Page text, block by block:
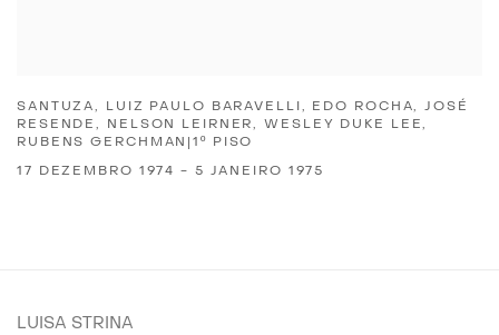
SANTUZA, LUIZ PAULO BARAVELLI, EDO ROCHA, JOSÉ
RESENDE, NELSON LEIRNER, WESLEY DUKE LEE,
RUBENS GERCHMAN|1º PISO
17 DEZEMBRO 1974 - 5 JANEIRO 1975
LUISA STRINA